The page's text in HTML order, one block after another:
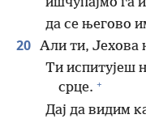
да се његово
20 Али ти, Јехова
Ти испитујеш
срце. +
Дај да видим